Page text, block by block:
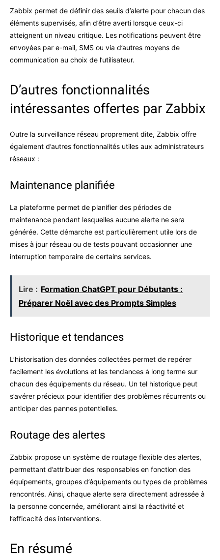
Zabbix permet de définir des seuils d’alerte pour chacun des
éléments supervisés, afin d’être averti lorsque ceux-ci
atteignent un niveau critique. Les notifications peuvent être
envoyées par e-mail, SMS ou via d’autres moyens de
communication au choix de l’utilisateur.
D’autres fonctionnalités
intéressantes offertes par Zabbix
Outre la surveillance réseau proprement dite, Zabbix offre
également d’autres fonctionnalités utiles aux administrateurs
réseaux :
Maintenance planifiée
La plateforme permet de planifier des périodes de
maintenance pendant lesquelles aucune alerte ne sera
générée. Cette démarche est particulièrement utile lors de
mises à jour réseau ou de tests pouvant occasionner une
interruption temporaire de certains services.
Lire : Formation ChatGPT pour Débutants :
Préparer Noël avec des Prompts Simples
Historique et tendances
L’historisation des données collectées permet de repérer
facilement les évolutions et les tendances à long terme sur
chacun des équipements du réseau. Un tel historique peut
s’avérer précieux pour identifier des problèmes récurrents ou
anticiper des pannes potentielles.
Routage des alertes
Zabbix propose un système de routage flexible des alertes,
permettant d’attribuer des responsables en fonction des
équipements, groupes d’équipements ou types de problèmes
rencontrés. Ainsi, chaque alerte sera directement adressée à
la personne concernée, améliorant ainsi la réactivité et
l’efficacité des interventions.
En résumé